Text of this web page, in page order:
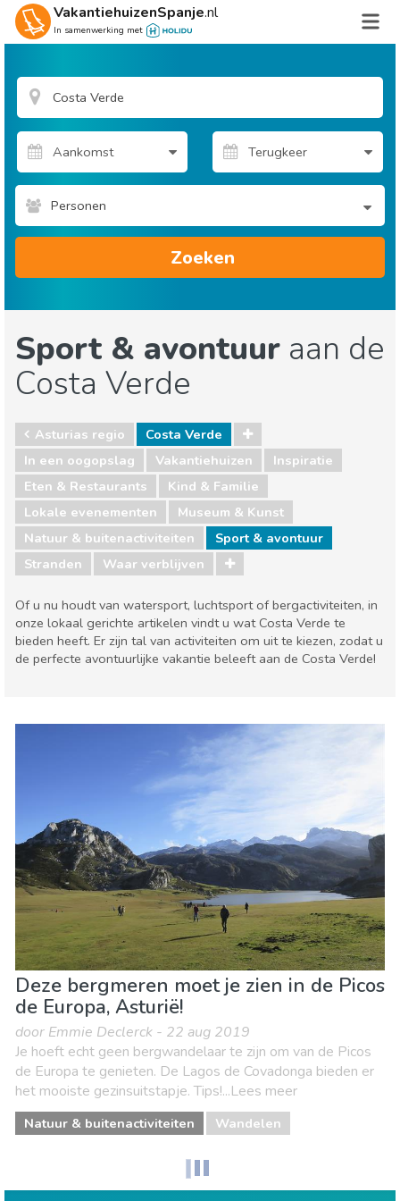
VakantiehuizenSpanje.nl
In samenwerking met
Personen
Zoeken
Sport & avontuur aan de
Costa Verde
Asturias regio
Costa Verde
In een oogopslag
Vakantiehuizen
Inspiratie
Eten & Restaurants
Kind & Familie
Lokale evenementen
Museum & Kunst
Natuur & buitenactiviteiten
Sport & avontuur
Stranden
Waar verblijven
Of u nu houdt van watersport, luchtsport of bergactiviteiten, in
onze lokaal gerichte artikelen vindt u wat Costa Verde te
bieden heeft. Er zijn tal van activiteiten om uit te kiezen, zodat u
de perfecte avontuurlijke vakantie beleeft aan de Costa Verde!
Kind & Familie
Museum & Kunst
Natuur & buitenactiviteiten
Sport & avontuur
Stranden
Waar verblijven
Deze bergmeren moet je zien in de Picos
de Europa, Asturië!
door Emmie Declerck - 22 aug 2019
Je hoeft echt geen bergwandelaar te zijn om van de Picos
de Europa te genieten. De Lagos de Covadonga bieden er
het mooiste gezinsuitstapje. Tips!...Lees meer
Natuur & buitenactiviteiten Wandelen